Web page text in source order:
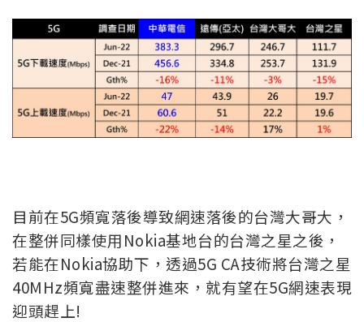
目前在5G頻寬落後導致網速落後的台灣大哥大，
在整併同樣使用Nokia基地台的台灣之星之後，
若能在Nokia協助下，透過5G CA技術將台灣之星
40MHz頻寬盡速整併進來，就有望在5G網速表現
迎頭趕上!